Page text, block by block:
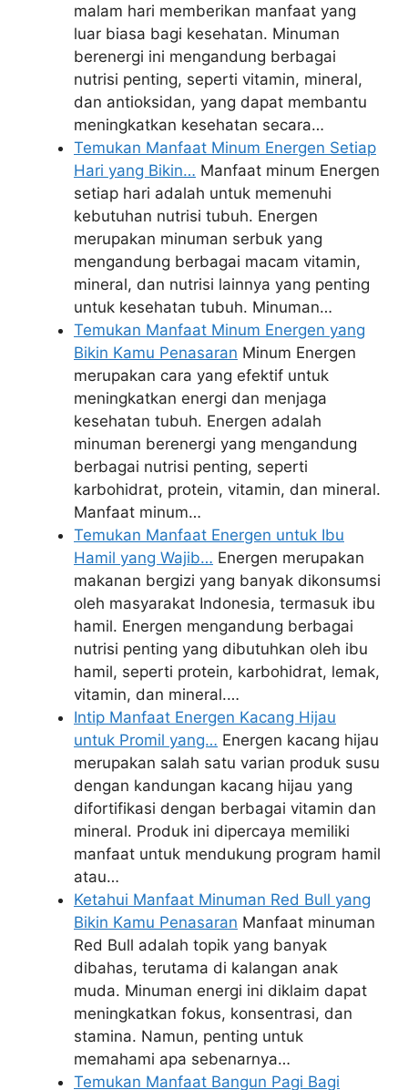
malam hari memberikan manfaat yang
luar biasa bagi kesehatan. Minuman
berenergi ini mengandung berbagai
nutrisi penting, seperti vitamin, mineral,
dan antioksidan, yang dapat membantu
meningkatkan kesehatan secara…
Temukan Manfaat Minum Energen Setiap
Hari yang Bikin… Manfaat minum Energen
setiap hari adalah untuk memenuhi
kebutuhan nutrisi tubuh. Energen
merupakan minuman serbuk yang
mengandung berbagai macam vitamin,
mineral, dan nutrisi lainnya yang penting
untuk kesehatan tubuh. Minuman…
Temukan Manfaat Minum Energen yang
Bikin Kamu Penasaran Minum Energen
merupakan cara yang efektif untuk
meningkatkan energi dan menjaga
kesehatan tubuh. Energen adalah
minuman berenergi yang mengandung
berbagai nutrisi penting, seperti
karbohidrat, protein, vitamin, dan mineral.
Manfaat minum…
Temukan Manfaat Energen untuk Ibu
Hamil yang Wajib… Energen merupakan
makanan bergizi yang banyak dikonsumsi
oleh masyarakat Indonesia, termasuk ibu
hamil. Energen mengandung berbagai
nutrisi penting yang dibutuhkan oleh ibu
hamil, seperti protein, karbohidrat, lemak,
vitamin, dan mineral.…
Intip Manfaat Energen Kacang Hijau
untuk Promil yang… Energen kacang hijau
merupakan salah satu varian produk susu
dengan kandungan kacang hijau yang
difortifikasi dengan berbagai vitamin dan
mineral. Produk ini dipercaya memiliki
manfaat untuk mendukung program hamil
atau…
Ketahui Manfaat Minuman Red Bull yang
Bikin Kamu Penasaran Manfaat minuman
Red Bull adalah topik yang banyak
dibahas, terutama di kalangan anak
muda. Minuman energi ini diklaim dapat
meningkatkan fokus, konsentrasi, dan
stamina. Namun, penting untuk
memahami apa sebenarnya…
Temukan Manfaat Bangun Pagi Bagi